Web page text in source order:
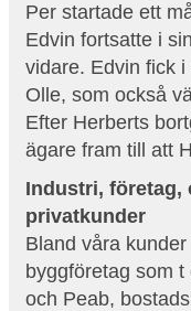
Per startade ett
Edvin fortsatte i
vidare. Edvin fick
Olle, som också
Efter Herberts
ägare fram till att
Industri, företag,
privatkunder
Bland våra
byggföretag som
och Peab,